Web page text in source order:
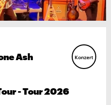
Ash Konzert
- Tour 2026